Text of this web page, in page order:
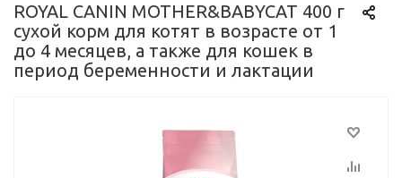
ROYAL CANIN MOTHER&BABYCAT 400 г
сухой корм для котят в возрасте от 1
до 4 месяцев, а также для кошек в
период беременности и лактации